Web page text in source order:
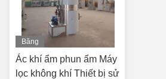
Băng
hình
Ác khí ẩm phun ẩm Máy
lọc không khí Thiết bị sử